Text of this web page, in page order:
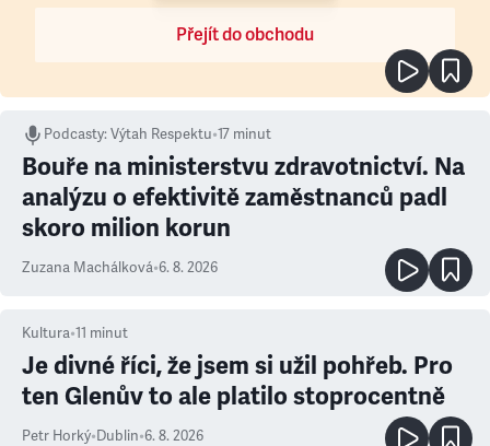
Přejít do obchodu
Podcasty:Výtah Respektu•17 minut
Bouře na ministerstvu zdravotnictví. Na
analýzu o efektivitě zaměstnanců padl
skoro milion korun
Zuzana Machálková•6. 8. 2026
Kultura•11 minut
Je divné říci, že jsem si užil pohřeb. Pro
ten Glenův to ale platilo stoprocentně
Petr Horký•Dublin•6. 8. 2026